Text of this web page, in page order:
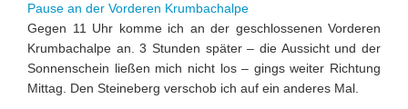
Pause an der Vorderen Krumbachalpe
Gegen 11 Uhr komme ich an der geschlossenen Vorderen
Krumbachalpe an. 3 Stunden später – die Aussicht und der
Sonnenschein ließen mich nicht los – gings weiter Richtung
Mittag. Den Steineberg verschob ich auf ein anderes Mal.